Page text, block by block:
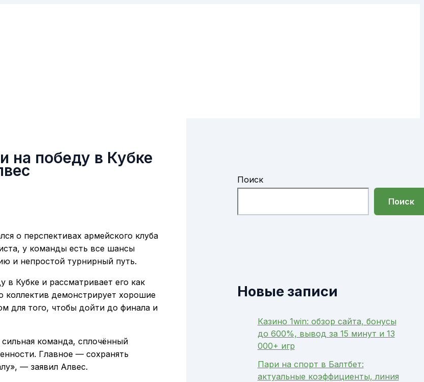
на победу в Кубке
о перспективах армейского клуба
у команды есть все шансы
и непростой турнирный путь.
в Кубке и рассматривает его как
коллектив демонстрирует хорошие
для того, чтобы дойти до финала и
команда, сплочённый
Главное — сохранять
— заявил Алвес.
Поиск
Поиск
Новые записи
Казино 1win: обзор сайта, бонусы
до 600%, вывод за 15 минут и 13
000+ игр
Пари на спорт в Балтбет:
актуальные коэффициенты, линия